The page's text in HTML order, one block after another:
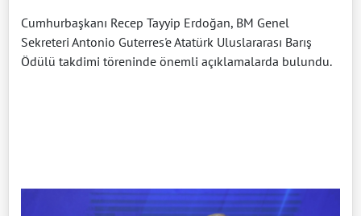
Cumhurbaşkanı Recep Tayyip Erdoğan, BM Genel
Sekreteri Antonio Guterres'e Atatürk Uluslararası Barış
Ödülü takdimi töreninde önemli açıklamalarda bulundu.